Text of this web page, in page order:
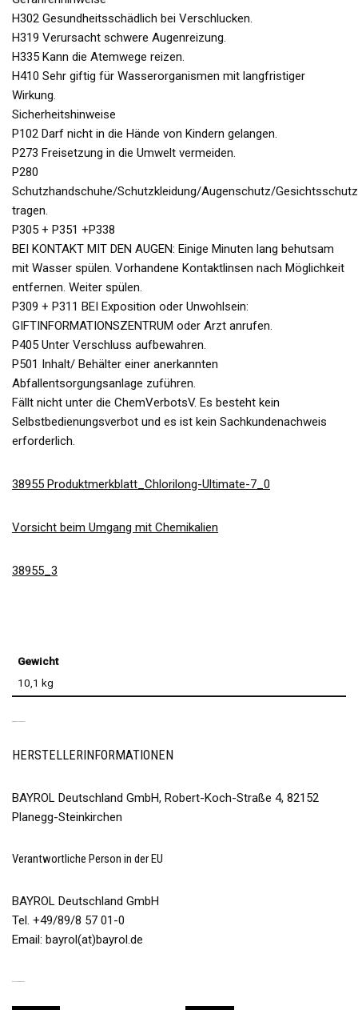
H302 Gesundheitsschädlich bei Verschlucken.
H319 Verursacht schwere Augenreizung.
H335 Kann die Atemwege reizen.
H410 Sehr giftig für Wasserorganismen mit langfristiger
Wirkung.
Sicherheitshinweise
P102 Darf nicht in die Hände von Kindern gelangen.
P273 Freisetzung in die Umwelt vermeiden.
P280
Schutzhandschuhe/Schutzkleidung/Augenschutz/Gesichtsschutz
tragen.
P305 + P351 +P338
BEI KONTAKT MIT DEN AUGEN: Einige Minuten lang behutsam
mit Wasser spülen. Vorhandene Kontaktlinsen nach Möglichkeit
entfernen. Weiter spülen.
P309 + P311 BEI Exposition oder Unwohlsein:
GIFTINFORMATIONSZENTRUM oder Arzt anrufen.
P405 Unter Verschluss aufbewahren.
P501 Inhalt/ Behälter einer anerkannten
Abfallentsorgungsanlage zuführen.
Fällt nicht unter die ChemVerbotsV. Es besteht kein
Selbstbedienungsverbot und es ist kein Sachkundenachweis
erforderlich.
38955 Produktmerkblatt_Chlorilong-Ultimate-7_0
Vorsicht beim Umgang mit Chemikalien
38955_3
Gewicht
10,1 kg
HERSTELLERINFORMATIONEN
BAYROL Deutschland GmbH, Robert-Koch-Straße 4, 82152
Planegg-Steinkirchen
Verantwortliche Person in der EU
BAYROL Deutschland GmbH
Tel. +49/89/8 57 01-0
Email: bayrol(at)bayrol.de